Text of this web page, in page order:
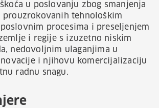
u poslovanju zbog smanjenja
prouzrokovanih tehnološkim
procesima i preseljenjem
i regije s izuzetno niskim
nedovoljnim ulaganjima u
i njihovu komercijalizaciju
radnu snagu.